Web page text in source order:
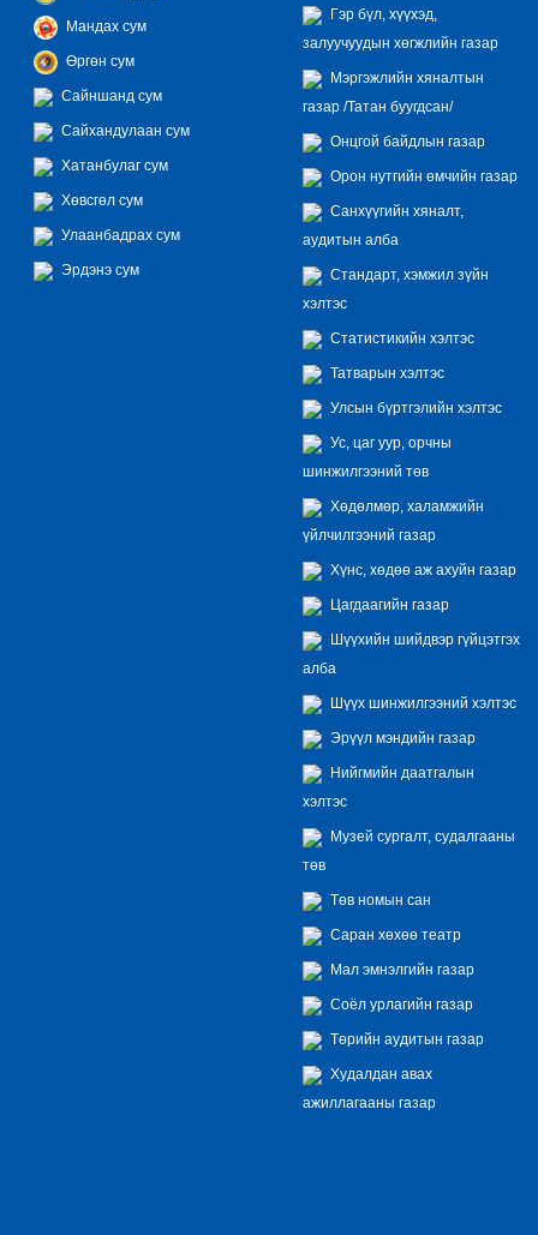
Мандах сум
Өргөн сум
Сайншанд сум
Сайхандулаан сум
Хатанбулаг сум
Хөвсгөл сум
Улаанбадрах сум
Эрдэнэ сум
Гэр бүл, хүүхэд,
залуучуудын хөгжлийн газар
Мэргэжлийн хяналтын
газар /Татан буугдсан/
Онцгой байдлын газар
Орон нутгийн өмчийн газар
Санхүүгийн хяналт,
аудитын алба
Стандарт, хэмжил зүйн
хэлтэс
Статистикийн хэлтэс
Татварын хэлтэс
Улсын бүртгэлийн хэлтэс
Ус, цаг уур, орчны
шинжилгээний төв
Хөдөлмөр, халамжийн
үйлчилгээний газар
Хүнс, хөдөө аж ахуйн газар
Цагдаагийн газар
Шүүхийн шийдвэр гүйцэтгэх
алба
Шүүх шинжилгээний хэлтэс
Эрүүл мэндийн газар
Нийгмийн даатгалын
хэлтэс
Музей сургалт, судалгааны
төв
Төв номын сан
Саран хөхөө театр
Мал эмнэлгийн газар
Соёл урлагийн газар
Төрийн аудитын газар
Худалдан авах
ажиллагааны газар